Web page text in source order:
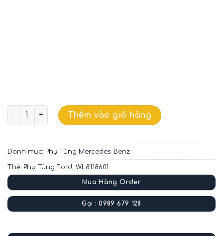
BU GI SẤY FORD EVEREST OEM WL8118601 số lượng
Thêm vào giỏ hàng
Danh mục: Phụ Tùng Mercedes-Benz
Thẻ: Phụ Tùng Ford WL8118601
Mua Hàng Order
Gọi : 0989 679 128